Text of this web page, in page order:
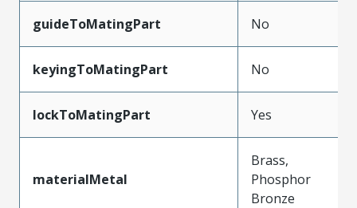
guideToMatingPart No
keyingToMatingPart No
lockToMatingPart Yes
materialMetal
Brass,
Phosphor
Bronze